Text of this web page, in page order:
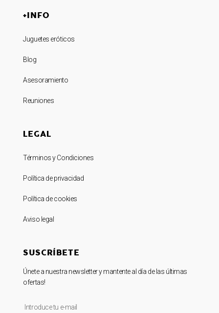
+INFO
Juguetes eróticos
Blog
Asesoramiento
Reuniones
LEGAL
Términos y Condiciones
Política de privacidad
Política de cookies
Aviso legal
SUSCRÍBETE
Únete a nuestra newsletter y mantente al día de las últimas
ofertas!